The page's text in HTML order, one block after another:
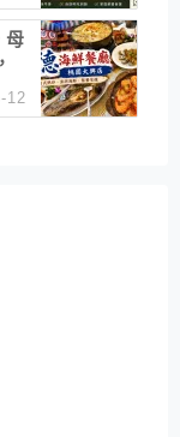
母
12